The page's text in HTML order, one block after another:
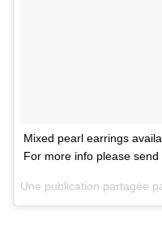
Mixed pearl earrings
For more info please
Une publication partagée